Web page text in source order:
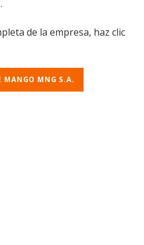
de la empresa, haz clic
MANGO MNG S.A.